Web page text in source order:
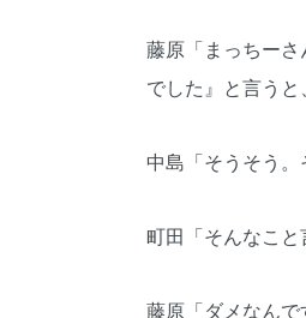
藤原「まっちー
でした』と言う
中島「そうそう。
町田「そんなこと
藤原「ダメなん